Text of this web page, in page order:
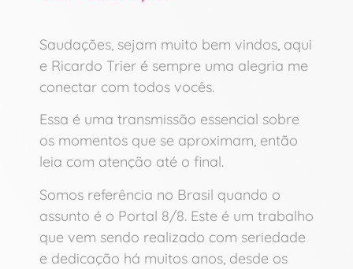
Saudações, sejam muito bem vindos, aqui
e Ricardo Trier é sempre uma alegria me
conectar com todos vocês.
Essa é uma transmissão essencial sobre
os momentos que se aproximam, então
leia com atenção até o final.
Somos referência no Brasil quando o
assunto é o Portal 8/8. Este é um trabalho
que vem sendo realizado com seriedade
e dedicação há muitos anos, desde os